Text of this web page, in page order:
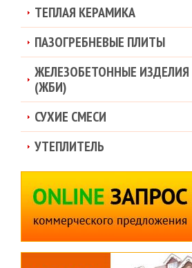
ТЕПЛАЯ КЕРАМИКА
ПАЗОГРЕБНЕВЫЕ ПЛИТЫ
ЖЕЛЕЗОБЕТОННЫЕ ИЗДЕЛИЯ
(ЖБИ)
СУХИЕ СМЕСИ
УТЕПЛИТЕЛЬ